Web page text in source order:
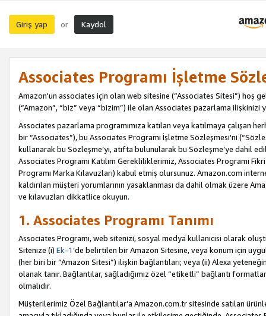
Giriş yap or Kaydol
Associates Programı İşletme
Amazon'un associates için olan web sitesine (“Associates Sitesi”) hoş
(“Amazon”, “biz” veya “bizim”) ile olan Associates pazarlama ilişkinizi
Associates pazarlama programımıza katılan veya katılmaya çalışan
bir “Associates”), bu Associates Programı İşletme Sözleşmesi'ni
kullanarak bu Sözleşme’yi, atıfta bulunularak bu Sözleşme’ye dahil
Associates Programı Katılım Gerekliliklerimiz, Associates Programı
Programı Marka Kılavuzları) kabul etmiş olursunuz. Amazon.com
kaldırılan müşteri yorumlarının yasaklanması da dahil olmak üzere
ve kılavuzları dikkatlice okuyun.
1. Associates Programı Tanımı
Associates Programı, web sitenizi, sosyal medya kullanıcısı olarak
Sitenize (i) Ek-1’de belirtilen bir Amazon Sitesine, veya konum için
(her biri bir “Amazon Sitesi”) ilişkin bağlantıları; veya (ii) Alexa
olanak tanır. Bağlantılar, sağladığımız özel “etiketli” bağlantı
olmalıdır.
Müşterilerimiz Özel Bağlantılar’a Amazon.com.tr sitesinde satılan